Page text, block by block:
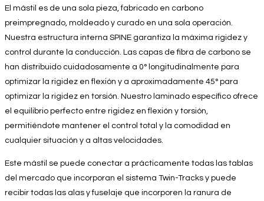
El mástil es de una sola pieza, fabricado en carbono
preimpregnado, moldeado y curado en una sola operación.
Nuestra estructura interna SPINE garantiza la máxima rigidez y
control durante la conducción. Las capas de fibra de carbono se
han distribuido cuidadosamente a 0° longitudinalmente para
optimizar la rigidez en flexión y a aproximadamente 45° para
optimizar la rigidez en torsión. Nuestro laminado específico ofrece
el equilibrio perfecto entre rigidez en flexión y torsión,
permitiéndote mantener el control total y la comodidad en
cualquier situación y a altas velocidades.
Este mástil se puede conectar a prácticamente todas las tablas
del mercado que incorporan el sistema Twin-Tracks y puede
recibir todas las alas y fuselaje que incorporen la ranura de